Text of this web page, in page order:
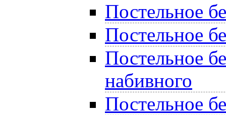
Постельное
Постельное
Постельное
набивного
Постельное